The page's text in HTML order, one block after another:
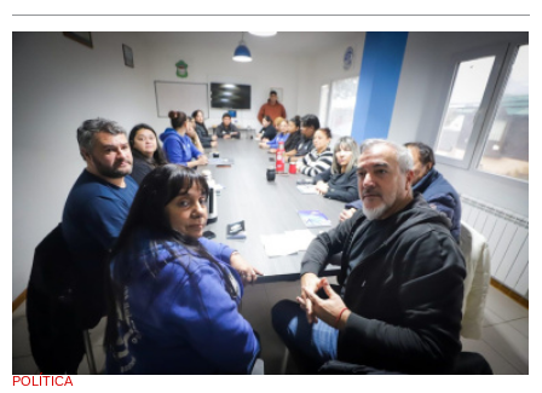
POLÍTICA